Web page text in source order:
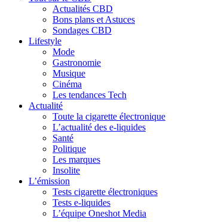
Actualités CBD
Bons plans et Astuces
Sondages CBD
Lifestyle
Mode
Gastronomie
Musique
Cinéma
Les tendances Tech
Actualité
Toute la cigarette électronique
L’actualité des e-liquides
Santé
Politique
Les marques
Insolite
L’émission
Tests cigarette électroniques
Tests e-liquides
L’équipe Oneshot Media